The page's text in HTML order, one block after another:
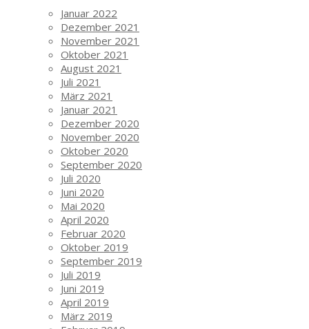
Januar 2022
Dezember 2021
November 2021
Oktober 2021
August 2021
Juli 2021
März 2021
Januar 2021
Dezember 2020
November 2020
Oktober 2020
September 2020
Juli 2020
Juni 2020
Mai 2020
April 2020
Februar 2020
Oktober 2019
September 2019
Juli 2019
Juni 2019
April 2019
März 2019